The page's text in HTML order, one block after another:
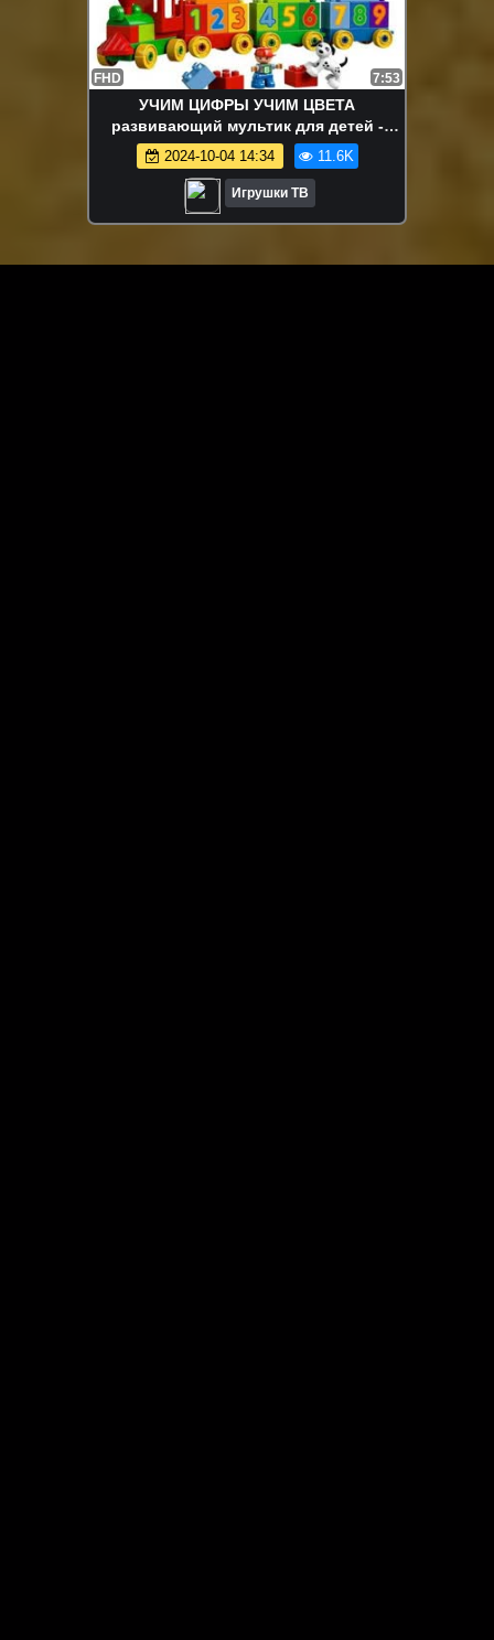
FHD 7:53
УЧИМ ЦИФРЫ УЧИМ ЦВЕТА
развивающий мультик для детей -
Паровозик Лего Дупло. ИГРУШКИ ТВ.
2024-10-04 14:34 11.6K
Игрушки ТВ